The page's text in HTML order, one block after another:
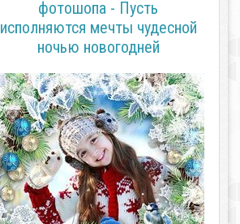
фотошопа - Пусть
исполняются мечты чудесной
ночью новогодней